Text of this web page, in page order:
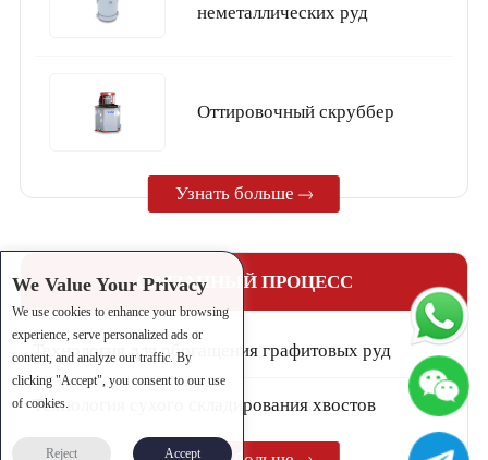
неметаллических руд
Oттировочный скруббер
Узнать больше
СВЯЗАННЫЙ ПРОЦЕСС
Технология для обогащения графитовых руд
Технология сухого складирования хвостов
We Value Your Privacy
We use cookies to enhance your browsing
experience, serve personalized ads or
content, and analyze our traffic. By
clicking "Accept", you consent to our use
of cookies.
Reject Accept